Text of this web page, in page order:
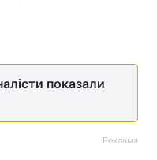
показали
Реклама